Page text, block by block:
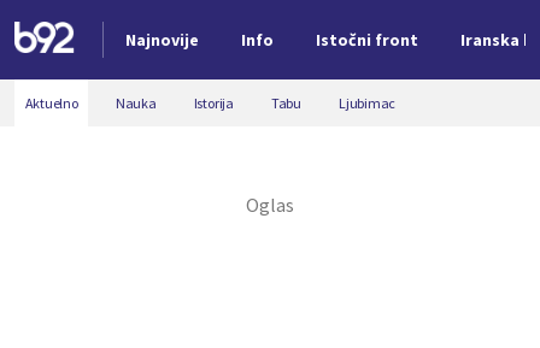
Najnovije Info Istočni front Iranska
Nova vest
Aktuelno Nauka Istorija Tabu Ljubimac